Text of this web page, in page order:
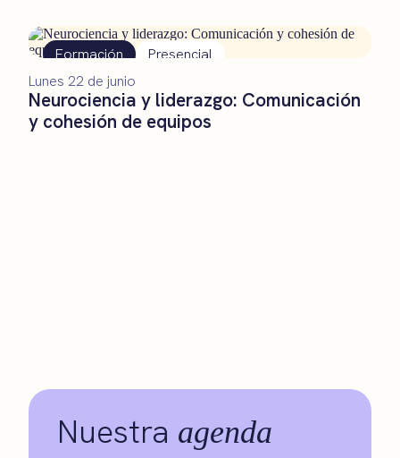
Formación Presencial
Neurociencia y liderazgo: Comunicación
y cohesión de equipos
Lunes 22 de junio
Nuestra agenda